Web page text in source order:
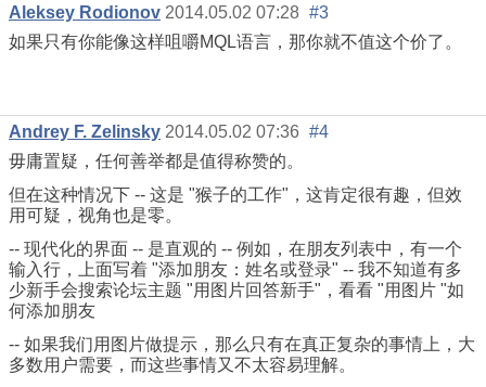
Aleksey Rodionov 2014.05.02 07:28 #3
如果只有你能像这样咀嚼MQL语言，那你就不值这个价了。
Andrey F. Zelinsky 2014.05.02 07:36 #4
毋庸置疑，任何善举都是值得称赞的。
但在这种情况下 -- 这是 "猴子的工作"，这肯定很有趣，但效
用可疑，视角也是零。
-- 现代化的界面 -- 是直观的 -- 例如，在朋友列表中，有一个
输入行，上面写着 "添加朋友：姓名或登录" -- 我不知道有多
少新手会搜索论坛主题 "用图片回答新手"，看看 "用图片 "如
何添加朋友
-- 如果我们用图片做提示，那么只有在真正复杂的事情上，大
多数用户需要，而这些事情又不太容易理解。